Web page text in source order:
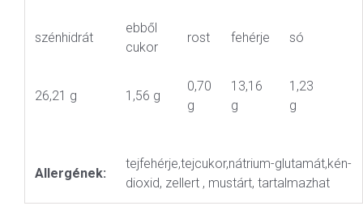
szénhidrát
ebből
cukor
rost fehérje só
26,21 g 1,56 g
0,70
g
13,16
g
1,23
g
Allergének:
tejfehérje,tejcukor,nátrium-glutamát,kén-
dioxid, zellert , mustárt, tartalmazhat